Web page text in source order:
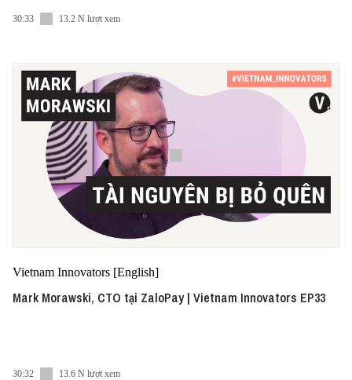
30:33 13.2 N lượt xem
Vietnam Innovators [English]
Mark Morawski, CTO tại ZaloPay | Vietnam Innovators EP33
30:32 13.6 N lượt xem